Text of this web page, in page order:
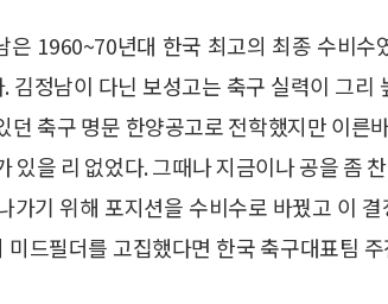
은 1960~70년대 한국 최고의 최종 수비수
김정남이 다닌 보성고는 축구 실력이 그리
던 축구 명문 한양공고로 전학했지만 이른
있을 리 없었다. 그때나 지금이나 공을 좀
가기 위해 포지션을 수비수로 바꿨고 이
미드필더를 고집했다면 한국 축구대표팀